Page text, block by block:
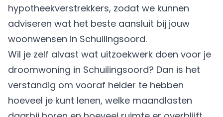
hypotheekverstrekkers, zodat we kunnen
adviseren wat het beste aansluit bij jouw
woonwensen in Schuilingsoord.
Wil je zelf alvast wat uitzoekwerk doen voor je
droomwoning in Schuilingsoord? Dan is het
verstandig om vooraf helder te hebben
hoeveel je kunt lenen, welke maandlasten